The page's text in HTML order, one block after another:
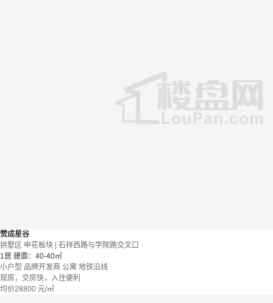
赞成星谷
拱墅区 申花板块 | 石祥西路与学院路交叉口
1居 建面：40-40㎡
小户型 品牌开发商 公寓 地铁沿线
现房，交房快，入住便利
均价28800 元/㎡